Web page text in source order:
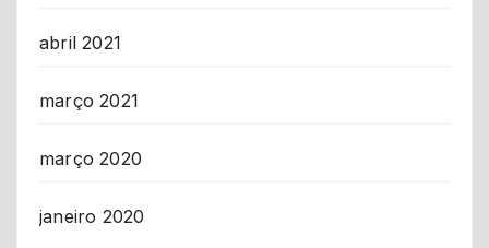
abril 2021
março 2021
março 2020
janeiro 2020